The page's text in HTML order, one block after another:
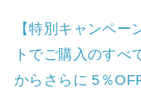
【特別キャンペ
トでご購入のすべ
からさらに 5％